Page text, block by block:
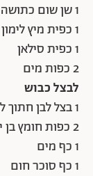
1 שן שום כתושה
1 כפית מיץ לימון
1 כפית סילאן
2 כפות מים
לבצל כבוש
1 בצל לבן חתוך לפרוסות דקות
2 כפות חומץ בן יין
1 כף מים
1 כף סוכר חום